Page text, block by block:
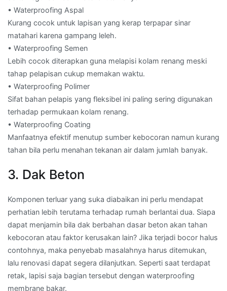
• Waterproofing Aspal
Kurang cocok untuk lapisan yang kerap terpapar sinar
matahari karena gampang leleh.
• Waterproofing Semen
Lebih cocok diterapkan guna melapisi kolam renang meski
tahap pelapisan cukup memakan waktu.
• Waterproofing Polimer
Sifat bahan pelapis yang fleksibel ini paling sering digunakan
terhadap permukaan kolam renang.
• Waterproofing Coating
Manfaatnya efektif menutup sumber kebocoran namun kurang
tahan bila perlu menahan tekanan air dalam jumlah banyak.
3. Dak Beton
Komponen terluar yang suka diabaikan ini perlu mendapat
perhatian lebih terutama terhadap rumah berlantai dua. Siapa
dapat menjamin bila dak berbahan dasar beton akan tahan
kebocoran atau faktor kerusakan lain? Jika terjadi bocor halus
contohnya, maka penyebab masalahnya harus ditemukan,
lalu renovasi dapat segera dilanjutkan. Seperti saat terdapat
retak, lapisi saja bagian tersebut dengan waterproofing
membrane bakar.